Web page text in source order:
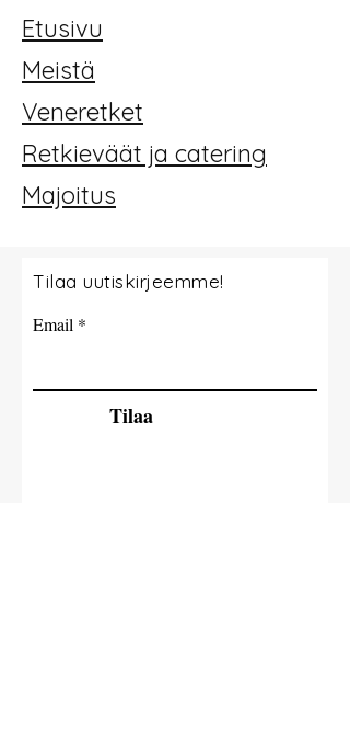
Etusivu
Meistä
Veneretket
Retkieväät ja catering
Majoitus
Tilaa uutiskirjeemme!
Email
Tilaa